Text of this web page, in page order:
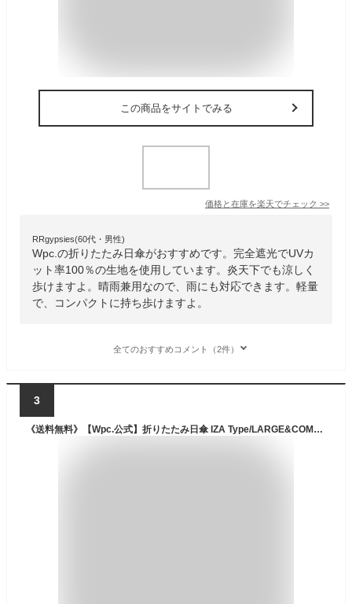
この商品をサイトでみる
価格と在庫を楽天でチェック >>
RRgypsies(60代・男性)
Wpc.の折りたたみ日傘がおすすめです。完全遮光でUVカ
ット率100％の生地を使用しています。炎天下でも涼しく
歩けますよ。晴雨兼用なので、雨にも対応できます。軽量
で、コンパクトに持ち歩けますよ。
全てのおすすめコメント（2件）
3
《送料無料》【Wpc.公式】折りたたみ日傘 IZA Type/LARGE&COMPACT【完全遮光100％ 完全UVカット100％生地 晴雨兼用 継続撥水 折りたたみ傘 折り畳み傘 メンズ レディース ユニセックス 大きめ 大きい コンパクト】